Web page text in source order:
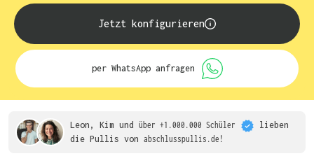
Jetzt konfigurieren
per WhatsApp anfragen
Leon, Kim und über +1.000.000 Schüler
lieben
die Pullis von abschlusspullis.de!